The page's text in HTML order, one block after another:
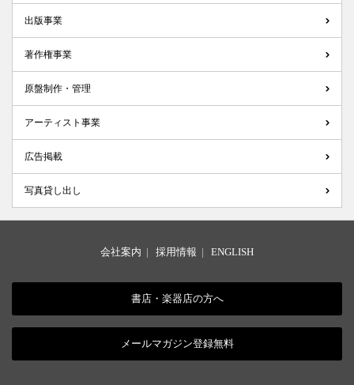
出版事業
著作権事業
原盤制作・管理
アーティスト事業
広告掲載
写真貸し出し
会社案内 | 採用情報 | ENGLISH
書店・楽器店の方へ
メールマガジン登録無料